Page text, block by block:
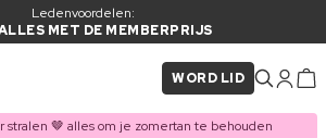
Ledenvoordelen:
MET DE MEMBERPRIJS
WORD LID
stralen 🤎 alles om je zomertan te behouden